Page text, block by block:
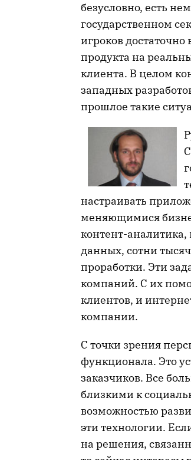
безусловно, есть
государственном
игроков достаточно
продукта на
клиента. В целом
западных
прошлое такие
настраивать
меняющимися
контент-аналитика,
данных, сотни
проработки. Эти
компаний. С их
клиентов, и
компании.
С точки зрения
функционала. Это
заказчиков. Все
близкими к
возможностью
эти технологии.
на решения,